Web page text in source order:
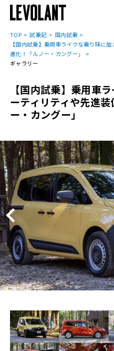
TOP 試乗記
国内試乗
【国内試乗】乗用車ライクな乗り味に
進化！「ルノー・カングー」
ギャラリー
【国内試乗】乗用車
ーティリティや先進
ー・カングー」